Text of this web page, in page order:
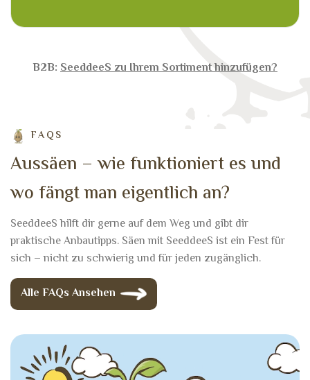
B2B: SeeddeeS zu Ihrem Sortiment hinzufügen?
FAQS
Aussäen – wie funktioniert es und
wo fängtman eigentlich an?
SeeddeeS hilft dir gerne auf dem Weg und gibt dir
praktische Anbautipps. Säen mit SeeddeeS ist ein Fest für
sich – nicht zu schwierig und für jeden zugänglich.
Alle FAQs Ansehen